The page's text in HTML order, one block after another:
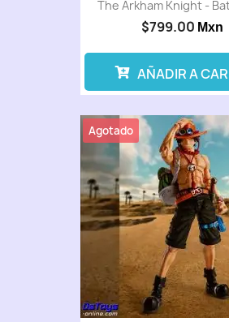
The Arkham Knight -
$799.00 Mxn
AÑADIR A
Agotado